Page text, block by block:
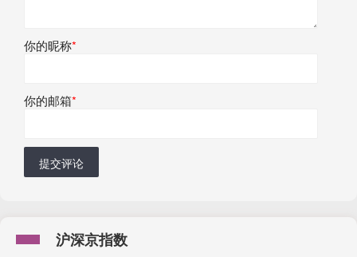
你的昵称*
你的邮箱*
提交评论
沪深京指数